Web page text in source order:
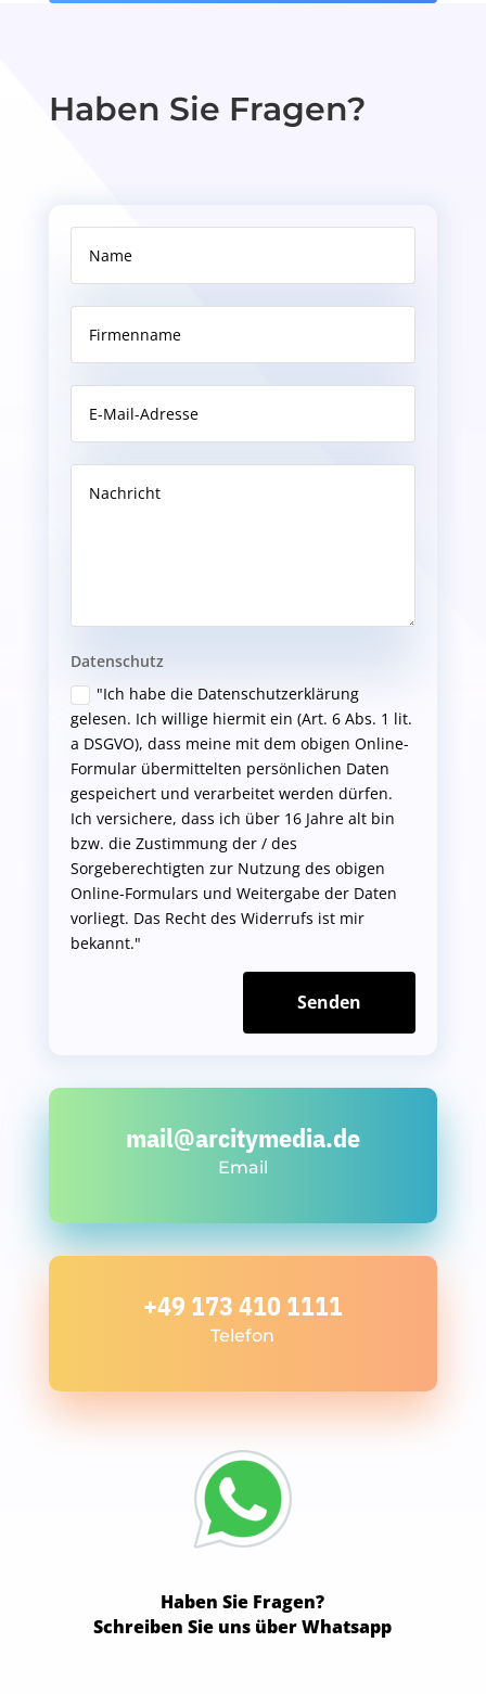
Haben Sie Fragen?
Datenschutz
"Ich habe die Datenschutzerklärung
gelesen. Ich willige hiermit ein (Art. 6 Abs. 1 lit.
a DSGVO), dass meine mit dem obigen Online-
Formular übermittelten persönlichen Daten
gespeichert und verarbeitet werden dürfen.
Ich versichere, dass ich über 16 Jahre alt bin
bzw. die Zustimmung der / des
Sorgeberechtigten zur Nutzung des obigen
Online-Formulars und Weitergabe der Daten
vorliegt. Das Recht des Widerrufs ist mir
bekannt."
Senden
mail@arcitymedia.de
Email
+49 173 410 1111
Telefon
Haben Sie Fragen?
Schreiben Sie uns über Whatsapp